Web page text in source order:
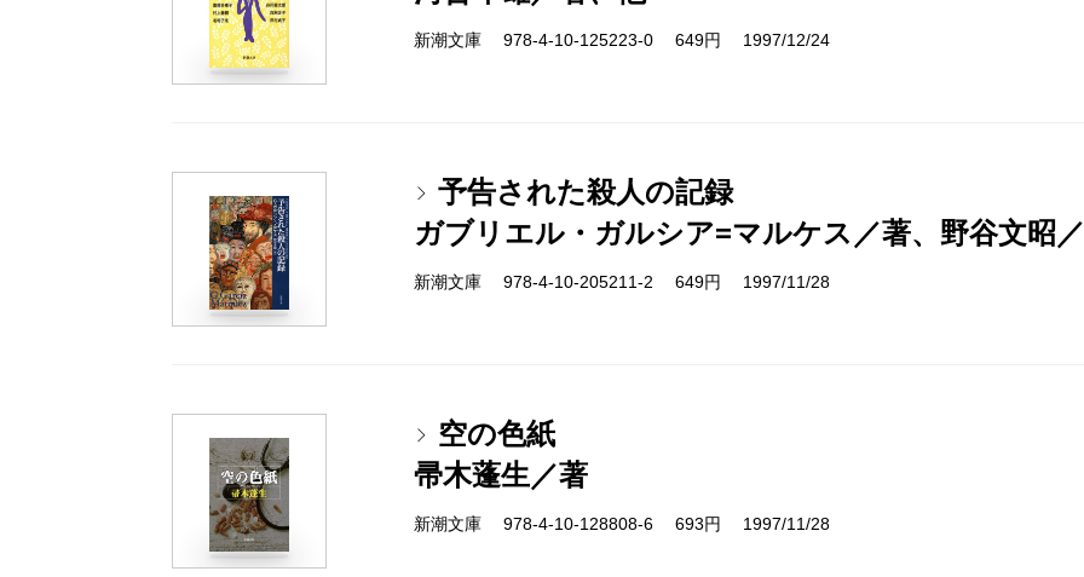
新潮文庫 978-4-10-125223-0 649円 1997/12/24
予告された殺人の記録
ガブリエル・ガルシア=マルケス／著、野谷文昭
新潮文庫 978-4-10-205211-2 649円 1997/11/28
空の色紙
帚木蓬生／著
新潮文庫 978-4-10-128808-6 693円 1997/11/28